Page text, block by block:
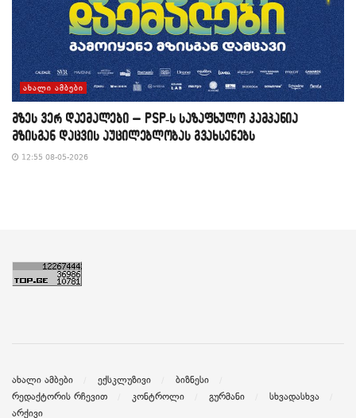
ᲐᲮᲐᲚᲘ ᲐᲛᲑᲔᲑᲘ
მზეს ვერ დაემალები – PSP-ს საზაფხულო კამპანია
მზისგან დაცვის აუცილებლობას გვახსენებს
12:55 08-05-2026
ახალი ამბები ექსკლუზივი
ბიზნესი
რედაქტორის რჩევით
კონტროლი გურმანი
სხვადასხვა
არქივი